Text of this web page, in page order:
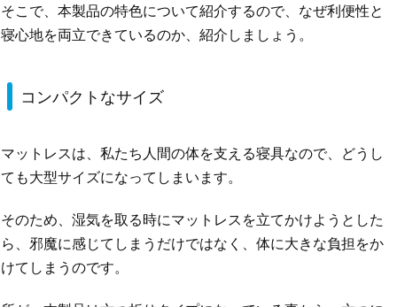
そこで、本製品の特色について紹介するので、なぜ利便性と
寝心地を両立できているのか、紹介しましょう。
コンパクトなサイズ
マットレスは、私たち人間の体を支える寝具なので、どうし
ても大型サイズになってしまいます。
そのため、湿気を取る時にマットレスを立てかけようとした
ら、邪魔に感じてしまうだけではなく、体に大きな負担をか
けてしまうのです。